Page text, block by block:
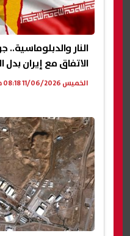
النار
الاتفاق مع إيران
الخميس 11/06/2026 08:18 م